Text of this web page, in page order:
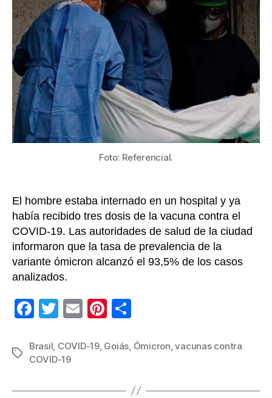
por
la
Foto: Referencial.
El hombre estaba internado en un hospital y ya
había recibido tres dosis de la vacuna contra el
COVID-19. Las autoridades de salud de la ciudad
informaron que la tasa de prevalencia de la
variante ómicron alcanzó el 93,5% de los casos
analizados.
F
c
e
b
T
tt
er
E
ail
Pi
er
st
m
ar
Etiquetas
Brasil, COVID-19, Goiás, Ómicron,vacunas contra
COVID-19